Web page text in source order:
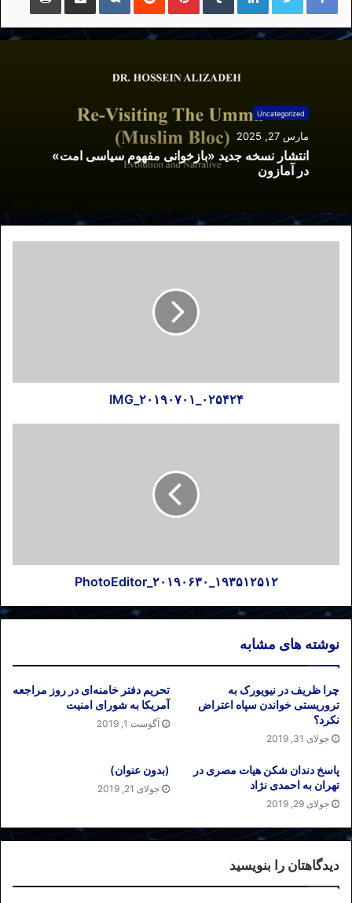
Uncategorized
مارس 27, 2025
انتشار نسخه جدید «بازخوانی مفهوم سیاسی امت»
در آمازون
IMG_۲۰۱۹۰۷۰۱_۰۲۵۴۲۴
PhotoEditor_۲۰۱۹۰۶۳۰_۱۹۳۵۱۲۵۱۲
نوشته های مشابه
چرا ظریف در نیویورک به
تروریستی خواندن سپاه اعتراض
نکرد؟
جولای 31, 2019
تحریم دفتر خامنه‌ای در روز مراجعه
آمریکا به شورای امنیت
آگوست 1, 2019
پاسخ دندان شکن هیات مصری در
تهران به احمدی نژاد
جولای 29, 2019
(بدون عنوان)
جولای 21, 2019
دیدگاهتان را بنویسید